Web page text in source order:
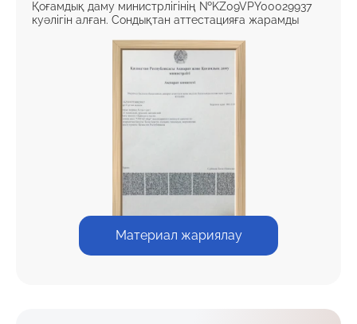
Қоғамдық даму министрлігінің №KZ09VPY00029937
куәлігін алған. Сондықтан аттестацияға жарамды
Материал жариялау